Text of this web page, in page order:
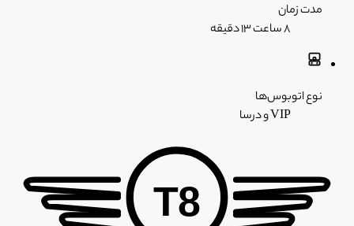
مدت زمان
۸ ساعت
۱۳ دقیقه
نوع اتوبوس‌ها
VIP و درسا
T8